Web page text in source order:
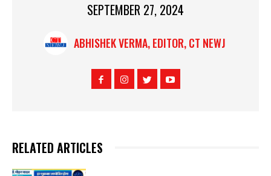
SEPTEMBER 27, 2024
ABHISHEK VERMA, EDITOR, CT NEWJ
RELATED ARTICLES